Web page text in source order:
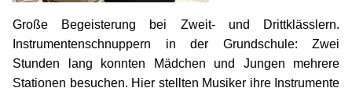
Große Begeisterung bei Zweit- und Drittklässlern.
Instrumentenschnuppern in der Grundschule: Zwei
Stunden lang konnten Mädchen und Jungen mehrere
Stationen besuchen. Hier stellten Musiker ihre Instrumente